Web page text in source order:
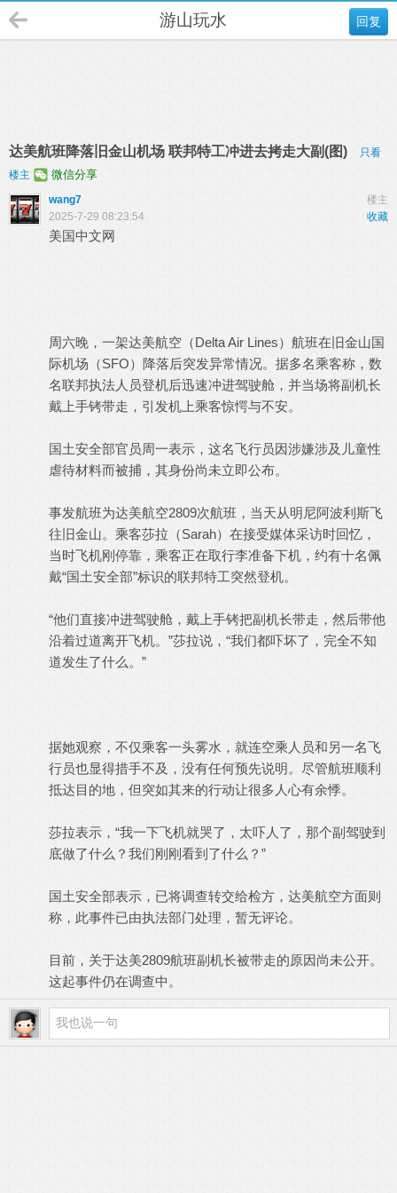
回复
游山玩水
达美航班降落旧金山机场 联邦特工冲进去拷走大副(图)
只看
楼主
微信分享
楼主
wang7
收藏
2025-7-29 08:23:54
美国中文网
周六晚，一架达美航空（Delta Air Lines）航班在旧金山国
际机场（SFO）降落后突发异常情况。据多名乘客称，数
名联邦执法人员登机后迅速冲进驾驶舱，并当场将副机长
戴上手铐带走，引发机上乘客惊愕与不安。
国土安全部官员周一表示，这名飞行员因涉嫌涉及儿童性
虐待材料而被捕，其身份尚未立即公布。
事发航班为达美航空2809次航班，当天从明尼阿波利斯飞
往旧金山。乘客莎拉（Sarah）在接受媒体采访时回忆，
当时飞机刚停靠，乘客正在取行李准备下机，约有十名佩
戴“国土安全部”标识的联邦特工突然登机。
“他们直接冲进驾驶舱，戴上手铐把副机长带走，然后带他
沿着过道离开飞机。”莎拉说，“我们都吓坏了，完全不知
道发生了什么。”
据她观察，不仅乘客一头雾水，就连空乘人员和另一名飞
行员也显得措手不及，没有任何预先说明。尽管航班顺利
抵达目的地，但突如其来的行动让很多人心有余悸。
莎拉表示，“我一下飞机就哭了，太吓人了，那个副驾驶到
底做了什么？我们刚刚看到了什么？”
国土安全部表示，已将调查转交给检方，达美航空方面则
称，此事件已由执法部门处理，暂无评论。
目前，关于达美2809航班副机长被带走的原因尚未公开。
这起事件仍在调查中。